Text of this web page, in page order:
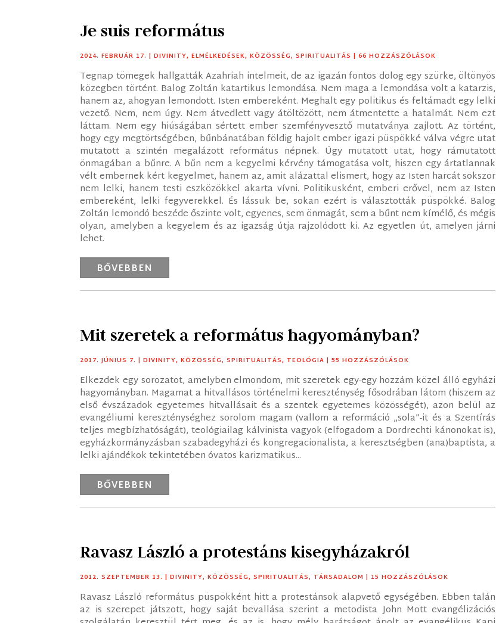
Je suis református
2024. FEBRUÁR 17. |DIVINITY,ELMÉLKEDÉSEK,KÖZÖSSÉG,SPIRITUALITÁS | 66 HOZZÁSZÓLÁSOK
Tegnap tömegek hallgatták Azahriah intelmeit, de az igazán fontos dolog egy szürke, öltönyös
közegben történt. Balog Zoltán katartikus lemondása. Nem maga a lemondása volt a katarzis,
hanem az, ahogyan lemondott. Isten embereként. Meghalt egy politikus és feltámadt egy lelki
vezető. Nem, nem úgy. Nem átvedlett vagy átöltözött, nem átmentette a hatalmát. Nem ezt
láttam. Nem egy hiúságában sértett ember szemfényvesztő mutatványa zajlott. Az történt,
hogy egy megtörtségében, bűnbánatában földig hajolt ember igazi püspökké válva végre utat
mutatott a szintén megalázott református népnek. Úgy mutatott utat, hogy rámutatott
önmagában a bűnre. A bűn nem a kegyelmi kérvény támogatása volt, hiszen egy ártatlannak
vélt embernek kért kegyelmet, hanem az, amit alázattal elismert, hogy az Isten harcát sokszor
nem lelki, hanem testi eszközökkel akarta vívni. Politikusként, emberi erővel, nem az Isten
embereként, lelki fegyverekkel. És lássuk be, sokan ezért is választották püspökké. Balog
Zoltán lemondó beszéde őszinte volt, egyenes, sem önmagát, sem a bűnt nem kímélő, és mégis
olyan, amelyben a kegyelem és az igazság útja rajzolódott ki. Az egyetlen út, amelyen járni
lehet.
BŐVEBBEN
Mit szeretek a református hagyományban?
2017. JÚNIUS 7. |DIVINITY,KÖZÖSSÉG,SPIRITUALITÁS, TEOLÓGIA | 55 HOZZÁSZÓLÁSOK
Elkezdek egy sorozatot, amelyben elmondom, mit szeretek egy-egy hozzám közel álló egyházi
hagyományban. Magamat a hitvallásos történelmi kereszténység fősodrában látom (hiszem az
első évszázadok egyetemes hitvallásait és a szentek egyetemes közösségét), azon belül az
evangéliumi kereszténységhez sorolom magam (vallom a reformáció „sola”-it és a Szentírás
teljes megbízhatóságát), teológiailag kálvinista vagyok (elfogadom a Dordrechti kánonokat is),
egyházkormányzásban szabadegyházi és kongregacionalista, a keresztségben (ana)baptista, a
lelki ajándékok tekintetében óvatos karizmatikus...
BŐVEBBEN
Ravasz László a protestáns kisegyházakról
2012. SZEPTEMBER 13. |DIVINITY,KÖZÖSSÉG,SPIRITUALITÁS, TÁRSADALOM | 15 HOZZÁSZÓLÁSOK
Ravasz László református püspökként hitt a protestánsok alapvető egységében. Ebben talán
az is szerepet játszott, hogy saját bevallása szerint a metodista John Mott evangélizációs